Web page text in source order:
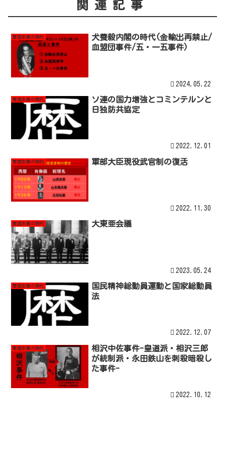
関連記事
軍国主義の時代
犬養毅内閣の時代(金輸出再禁止/
血盟団事件/五・一五事件)
2024.05.22
軍国主義の時代
ソ連の国力増強とコミンテルンと
日独防共協定
2022.12.01
軍国主義の時代 軍部大臣現役武官制の復活
2022.11.30
軍国主義の時代 大東亜会議
2023.05.24
軍国主義の時代
国民精神総動員運動と国家総動員
法
2022.12.07
軍国主義の時代
相沢中佐事件-皇道派・相沢三郎
が統制派・永田鉄山を刺殺暗殺し
た事件-
2022.10.12